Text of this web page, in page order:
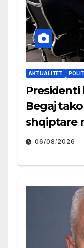
AKTUALITET
Presidenti
Begaj
shqiptare
06/08/2026